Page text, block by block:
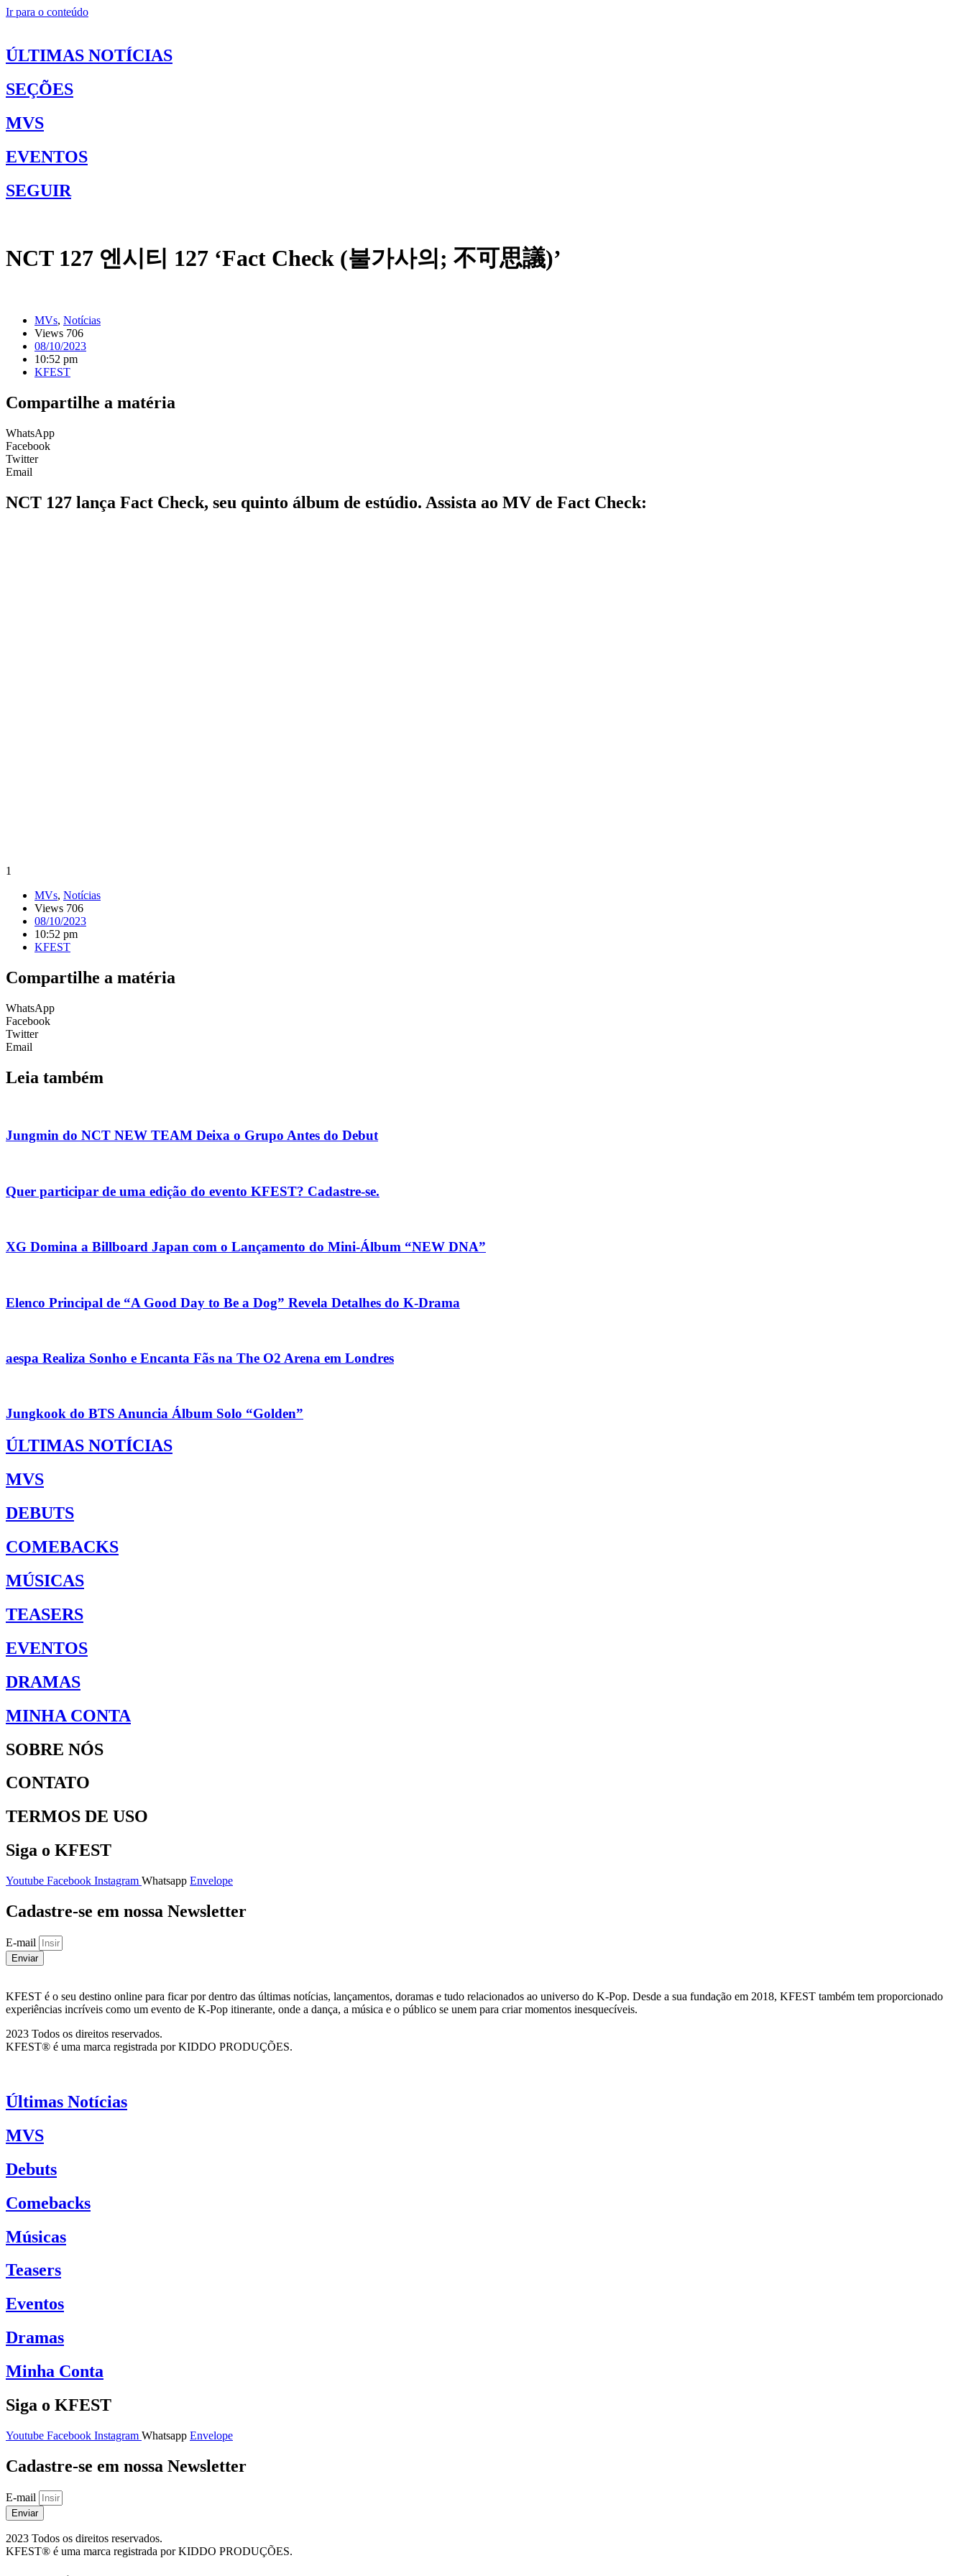
Ir para o conteúdo
ÚLTIMAS NOTÍCIAS
SEÇÕES
MVS
EVENTOS
SEGUIR
NCT 127 엔시티 127 ‘Fact Check (불가사의; 不可思議)’
MVs, Notícias
Views 706
08/10/2023
10:52 pm
KFEST
Compartilhe a matéria
WhatsApp
Facebook
Twitter
Email
NCT 127 lança Fact Check, seu quinto álbum de estúdio. Assista ao MV de Fact Check:
1
MVs, Notícias
Views 706
08/10/2023
10:52 pm
KFEST
Compartilhe a matéria
WhatsApp
Facebook
Twitter
Email
Leia também
Jungmin do NCT NEW TEAM Deixa o Grupo Antes do Debut
Quer participar de uma edição do evento KFEST? Cadastre-se.
XG Domina a Billboard Japan com o Lançamento do Mini-Álbum “NEW DNA”
Elenco Principal de “A Good Day to Be a Dog” Revela Detalhes do K-Drama
aespa Realiza Sonho e Encanta Fãs na The O2 Arena em Londres
Jungkook do BTS Anuncia Álbum Solo “Golden”
ÚLTIMAS NOTÍCIAS
MVS
DEBUTS
COMEBACKS
MÚSICAS
TEASERS
EVENTOS
DRAMAS
MINHA CONTA
SOBRE NÓS
CONTATO
TERMOS DE USO
Siga o KFEST
Youtube Facebook Instagram Whatsapp Envelope
Cadastre-se em nossa Newsletter
E-mail
Enviar
KFEST é o seu destino online para ficar por dentro das últimas notícias, lançamentos, doramas e tudo relacionados ao universo do K-Pop. Desde a sua fundação em 2018, KFEST também tem proporcionado
experiências incríveis como um evento de K-Pop itinerante, onde a dança, a música e o público se unem para criar momentos inesquecíveis.
2023 Todos os direitos reservados.
KFEST® é uma marca registrada por KIDDO PRODUÇÕES.
Últimas Notícias
MVS
Debuts
Comebacks
Músicas
Teasers
Eventos
Dramas
Minha Conta
Siga o KFEST
Youtube Facebook Instagram Whatsapp Envelope
Cadastre-se em nossa Newsletter
E-mail
Enviar
2023 Todos os direitos reservados.
KFEST® é uma marca registrada por KIDDO PRODUÇÕES.